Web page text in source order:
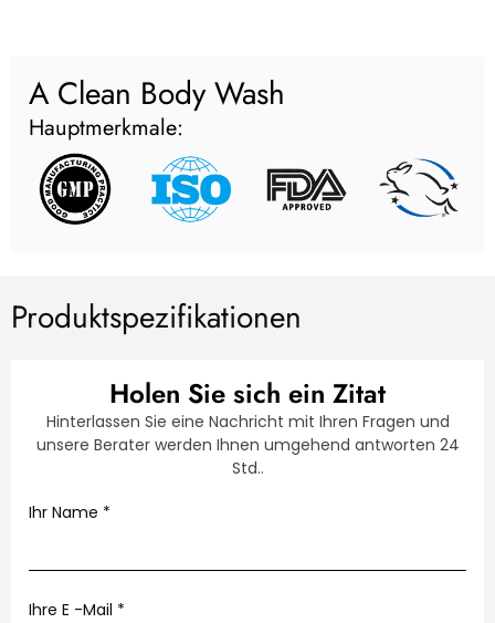
A Clean Body Wash
Hauptmerkmale:
Produktspezifikationen
Holen Sie sich ein Zitat
Hinterlassen Sie eine Nachricht mit Ihren Fragen und
unsere Berater werden Ihnen umgehend antworten 24
Std..
Ihr Name *
Ihre E -Mail *